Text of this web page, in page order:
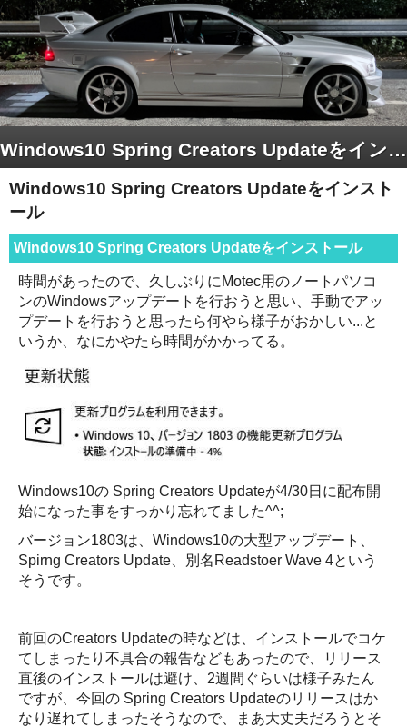
Windows10 Spring Creators Updateをインストール
Windows10 Spring Creators Updateをインスト
ール
Windows10 Spring Creators Updateをインストール
時間があったので、久しぶりにMotec用のノートパソコ
ンのWindowsアップデートを行おうと思い、手動でアッ
プデートを行おうと思ったら何やら様子がおかしい...と
いうか、なにかやたら時間がかかってる。
Windows10の Spring Creators Updateが4/30日に配布開
始になった事をすっかり忘れてました^^;
バージョン1803は、Windows10の大型アップデート、
Spirng Creators Update、別名Readstoer Wave 4という
そうです。
前回のCreators Updateの時などは、インストールでコケ
てしまったり不具合の報告などもあったので、リリース
直後のインストールは避け、2週間ぐらいは様子みたん
ですが、今回の Spring Creators Updateのリリースはか
なり遅れてしまったそうなので、まあ大丈夫だろうとそ